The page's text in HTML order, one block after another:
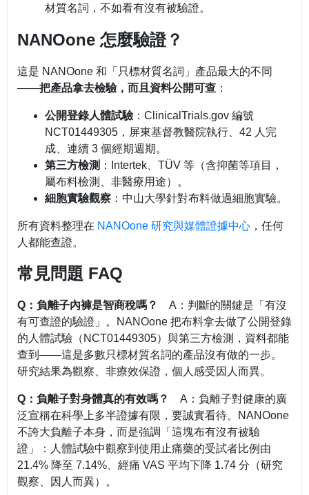
材質名詞，不如看有沒有被驗證。
NANOone 怎麼驗證？
這是 NANOone 和「只標材質名詞」產品最大的不同
——把產品拿去檢驗，而且資料公開可查 ：
公開登錄人體試驗：ClinicalTrials.gov 編號
NCT01449305，屏東基督教醫院執行、42 人完
成、連續 3 個經期週期。
第三方檢測 ：Intertek、TÜV 等（含抑菌等項目，
屬布料檢測、非醫療用途）。
細胞實驗觀察 ：中山大學針對布料做過細胞實驗。
所有資料整理在 NANOone 研究與媒體證據中心 ，任何
人都能查證。
常見問題 FAQ
Q：負離子內褲是智商稅嗎？
A：判斷的關鍵是「有沒
有可查證的驗證」。NANOone 把布料拿去做了公開登錄
的人體試驗（NCT01449305）與第三方檢測，資料都能
查到——這是多數只標材質名詞的產品沒有做的一步。
研究結果為觀察、非療效保證，個人感受因人而異。
Q：負離子對身體真的有效嗎？
A：負離子對健康的廣
泛宣稱在科學上多半證據有限，要誠實看待。NANOone
不誇大負離子本身，而是強調「這塊布有沒有被驗
證」：人體試驗中觀察到使用止痛藥的受試者比例由
21.4% 降至 7.14%、經痛 VAS 平均下降 1.74 分（研究
觀察、因人而異）。